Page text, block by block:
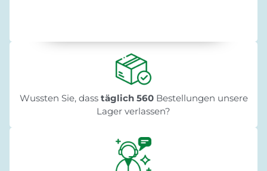
Wussten Sie, dass täglich 560Bestellungen unsere
Lager verlassen?